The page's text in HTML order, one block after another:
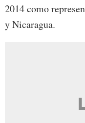
2014 como
y Nicaragua.